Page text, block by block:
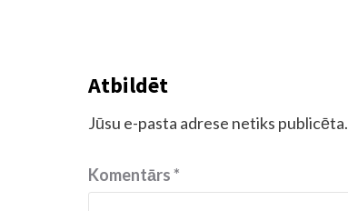
Atbildēt
Jūsu e-pasta adrese netiks publicēta.
Komentārs*